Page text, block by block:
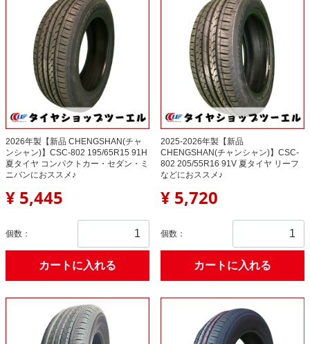
2026年製【新品 CHENGSHAN(チャ
ンシャン)】CSC-802 195/65R15 91H
夏タイヤ コンパクトカー・セダン・ミ
ニバンにおススメ♪
¥ 5,445
個数：
カートに入れる
2025-2026年製【新品
CHENGSHAN(チャンシャン)】CSC-
802 205/55R16 91V 夏タイヤ リーフ
などにおススメ♪
¥ 5,720
個数：
カートに入れる